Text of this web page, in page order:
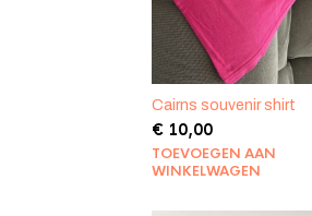
Cairns souvenir shirt
€10,00
TOEVOEGEN AAN
WINKELWAGEN